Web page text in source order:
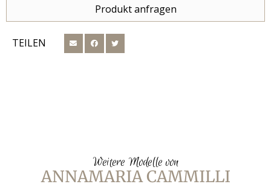
Produkt anfragen
TEILEN
Weitere Modelle von
ANNAMARIA CAMMILLI